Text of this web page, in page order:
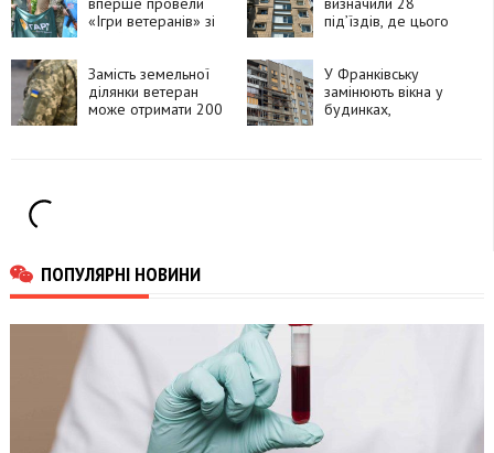
«Ігри ветеранів» зі
під’їздів, де цього
Замість земельної
ділянки ветеран
може отримати 200
У Франківську
замінюють вікна у
будинках,
ПОПУЛЯРНІ НОВИНИ